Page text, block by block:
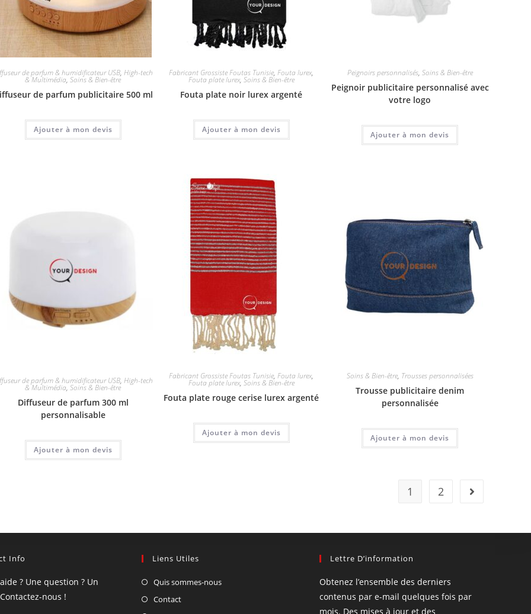
de parfum & humidificateur USB,High-tech
& Multimédia,Soins & Bien-être
de parfum publicitaire 500 ml
Ajouter à mon devis
Fabricant Grossiste Foutas Tunisie,Fouta lurex,
Fouta plate lurex, Soins & Bien-être
Fouta plate noir lurex argenté
Ajouter à mon devis
Peignoirs personnalisés, Soins & Bien-être
Peignoir publicitaire personnalisé avec
votre logo
Ajouter à mon devis
de parfum & humidificateur USB,High-tech
& Multimédia,Soins & Bien-être
Diffuseur de parfum 300 ml
personnalisable
Ajouter à mon devis
Fabricant Grossiste Foutas Tunisie,Fouta lurex,
Fouta plate lurex, Soins & Bien-être
Fouta plate rouge cerise lurex argenté
Ajouter à mon devis
Soins & Bien-être, Trousses personnalisées
Trousse publicitaire denim
personnalisée
Ajouter à mon devis
1 2
Info
? Une question ? Un
nous !
Liens Utiles
Quis sommes-nous
Contact
Lettre D’information
Obtenez l’ensemble des derniers
contenus par e-mail quelques fois par
mois. Des mises à jour et des